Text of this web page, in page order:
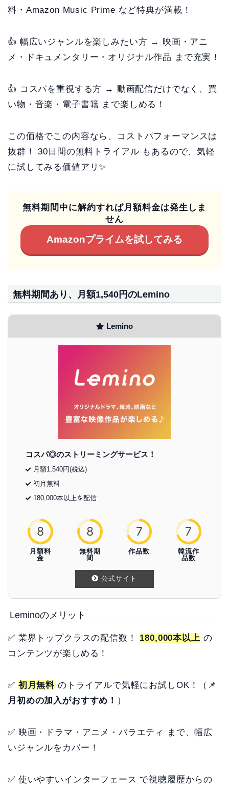
料・Amazon Music Prime など特典が満載！
👍 幅広いジャンルを楽しみたい方 → 映画・アニ
メ・ドキュメンタリー・オリジナル作品 まで充実！
👍 コスパを重視する方 → 動画配信だけでなく、買
い物・音楽・電子書籍 まで楽しめる！
この価格でこの内容なら、コストパフォーマンスは
抜群！ 30日間の無料トライアル もあるので、気軽
に試してみる価値アリ✨
無料期間中に解約すれば月額料金は発生しま
せん
Amazonプライムを試してみる
無料期間あり、月額1,540円のLemino
Lemino
コスパ◎のストリーミングサービス！
月額1,540円(税込)
初月無料
180,000本以上を配信
8
月額料
金
8
無料期
間
7
作品数
7
韓流作
品数
公式サイト
Leminoのメリット
✅ 業界トップクラスの配信数！ 180,000本以上 の
コンテンツが楽しめる！
✅ 初月無料 のトライアルで気軽にお試しOK！（📌
月初めの加入がおすすめ！ ）
✅ 映画・ドラマ・アニメ・バラエティ まで、幅広
いジャンルをカバー！
✅ 使いやすいインターフェース で視聴履歴からの